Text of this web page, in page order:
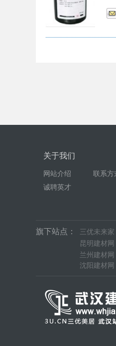
关于我们
网站介绍
联系方
诚聘英才
旗下站点： 三优未来家
昆明建材网
兰州建材网
沈阳建材网